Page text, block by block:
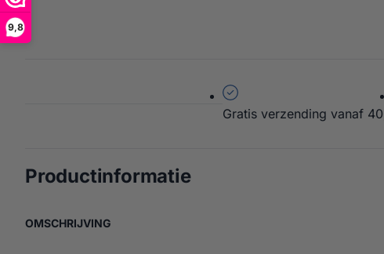
9,8
Gratis verzending vanaf
Productinformatieover Kamado Joe Vilt
OMSCHRIJVING